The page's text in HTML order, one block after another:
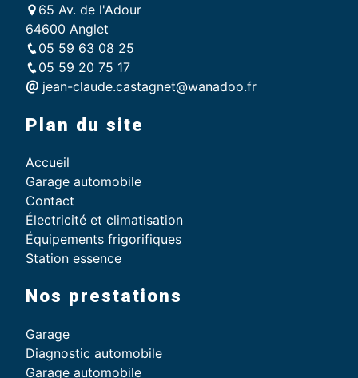
65 Av. de l'Adour
64600 Anglet
05 59 63 08 25
05 59 20 75 17
jean-claude.castagnet@wanadoo.fr
Plan du site
Accueil
Garage automobile
Contact
Électricité et climatisation
Équipements frigorifiques
Station essence
Nos prestations
Garage
Diagnostic automobile
Garage automobile